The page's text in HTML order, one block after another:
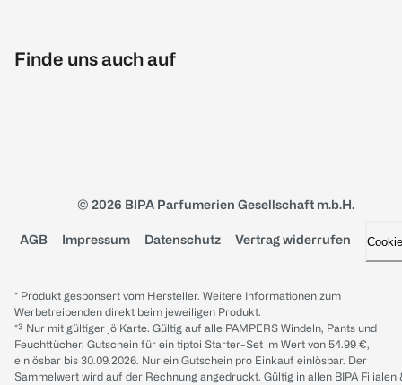
Finde uns auch auf
© 2026 BIPA Parfumerien Gesellschaft m.b.H.
AGB Impressum Datenschutz Vertrag widerrufen
* Produkt gesponsert vom Hersteller. Weitere Informationen zum
Werbetreibenden direkt beim jeweiligen Produkt.
*³ Nur mit gültiger jö Karte. Gültig auf alle PAMPERS Windeln, Pants und
Feuchttücher. Gutschein für ein tiptoi Starter-Set im Wert von 54.99 €,
einlösbar bis 30.09.2026. Nur ein Gutschein pro Einkauf einlösbar. Der
Sammelwert wird auf der Rechnung angedruckt. Gültig in allen BIPA Filialen